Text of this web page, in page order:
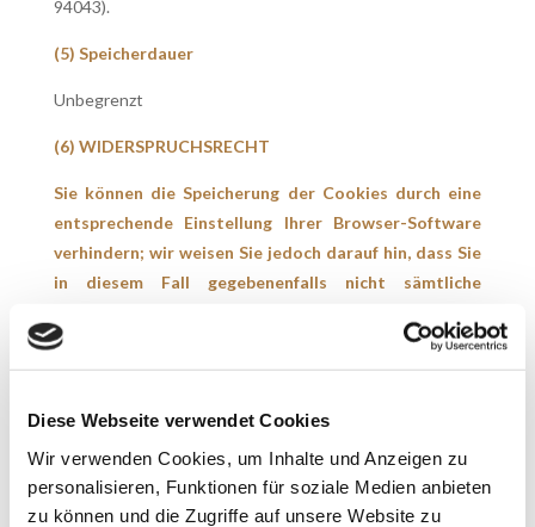
Diese Webseite verwendet Cookies
Wir verwenden Cookies, um Inhalte und Anzeigen zu
personalisieren, Funktionen für soziale Medien anbieten
zu können und die Zugriffe auf unsere Website zu
94043).
(5) Speicherdauer
Unbegrenzt
(6) WIDERSPRUCHSRECHT
Sie können die Speicherung der Cookies durch eine
entsprechende Einstellung Ihrer Browser-Software
verhindern; wir weisen Sie jedoch darauf hin, dass Sie
in diesem Fall gegebenenfalls nicht sämtliche
nutzen können. Sie können darüber hinaus die
Erfassung der durch das Cookie erzeugten und auf
Ihrer IP-Adresse) an Google sowie die Verarbeitung
dieser Daten durch Google verhindern, indem Sie das
unter dem folgenden Link verfügbare Browser-Plugin
herunterladen und installieren:optout